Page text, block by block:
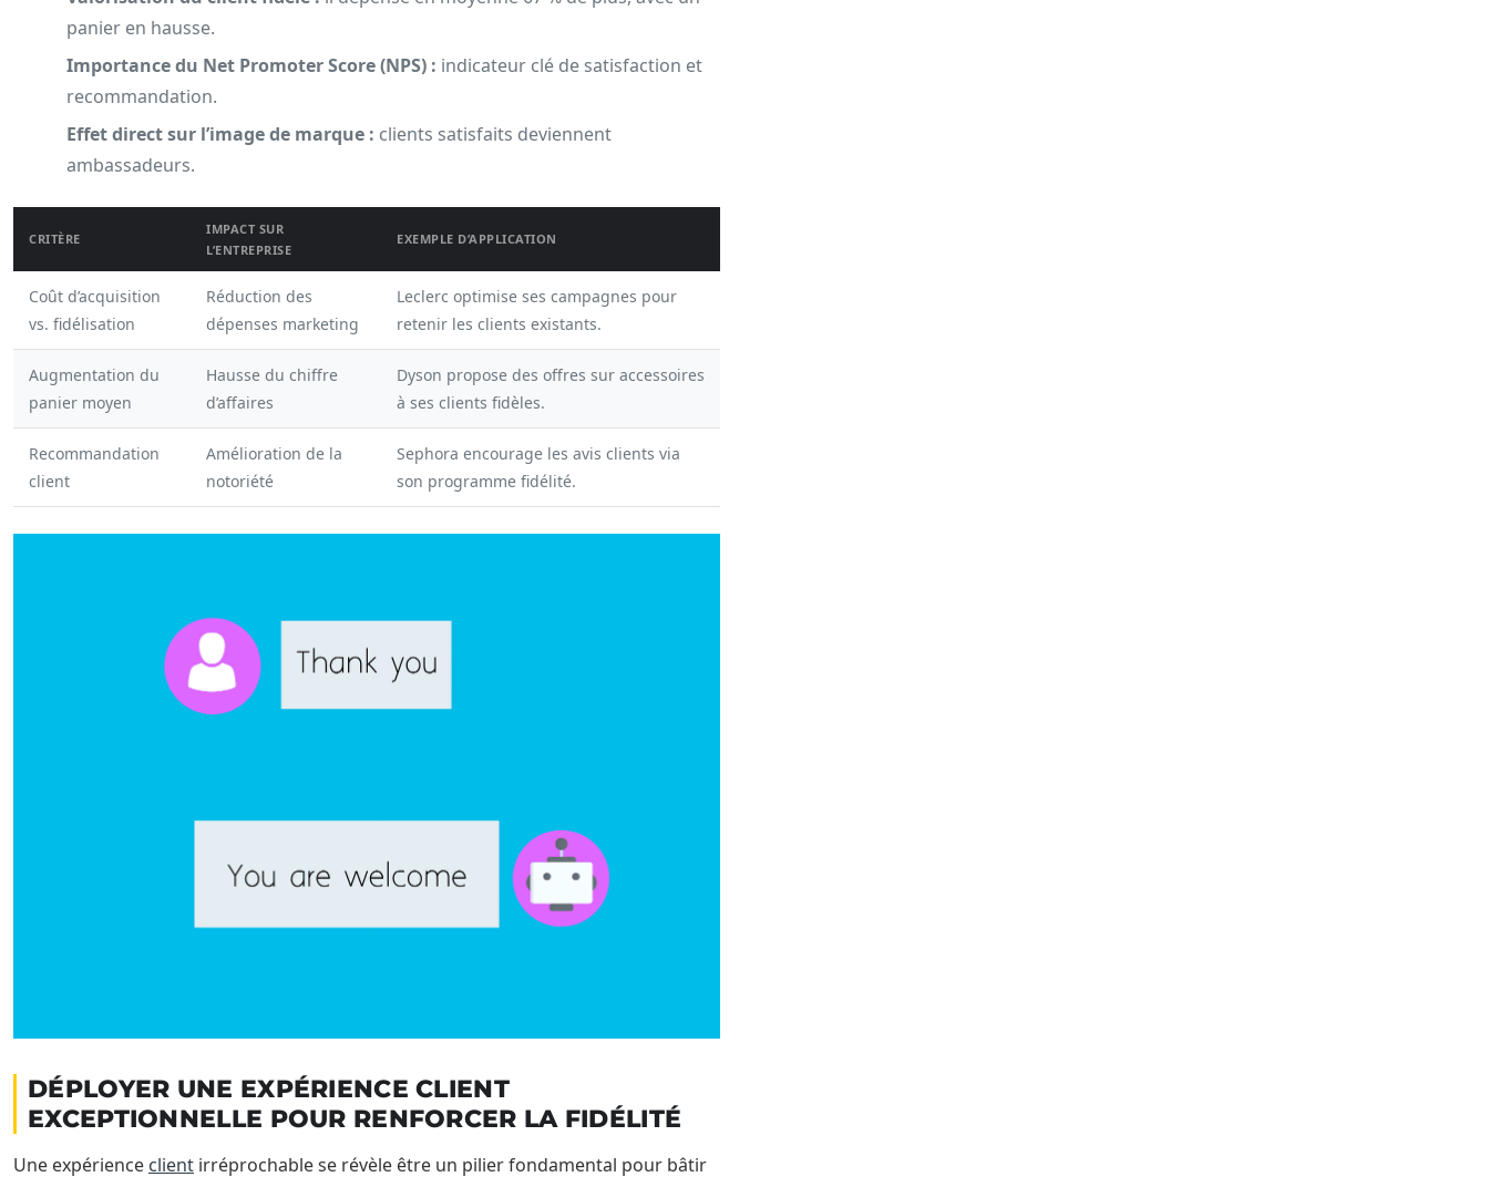
panier en hausse.
Importance du Net Promoter Score (NPS) : indicateur clé de satisfaction et
recommandation.
Effet direct sur l’image de marque : clients satisfaits deviennent
ambassadeurs.
CRITÈRE
IMPACT SUR
L’ENTREPRISE
EXEMPLE D’APPLICATION
Coût d’acquisition
vs. fidélisation
Réduction des
dépenses marketing
Leclerc optimise ses campagnes pour
retenir les clients existants.
Augmentation du
panier moyen
Hausse du chiffre
d’affaires
Dyson propose des offres sur accessoires
à ses clients fidèles.
Recommandation
client
Amélioration de la
notoriété
Sephora encourage les avis clients via
son programme fidélité.
DÉPLOYER UNE EXPÉRIENCE CLIENT
EXCEPTIONNELLE POUR RENFORCER LA FIDÉLITÉ
Une expérience client irréprochable se révèle être un pilier fondamental pour bâtir